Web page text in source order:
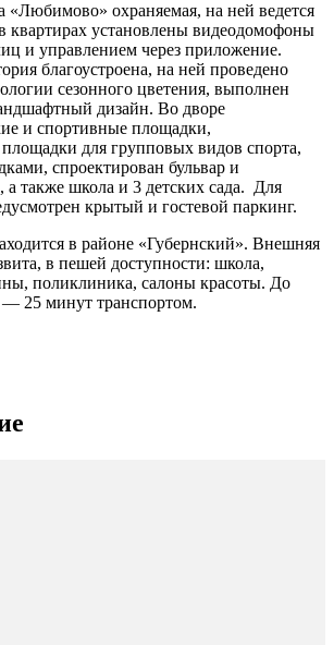
«Любимово» охраняемая, на ней ведется
квартирах установлены видеодомофоны
и управлением через приложение.
благоустроена, на ней проведено
сезонного цветения, выполнен
дизайн. Во дворе
и спортивные площадки,
для групповых видов спорта,
спроектирован бульвар и
а также школа и 3 детских сада. Для
крытый и гостевой паркинг.
в районе «Губернский». Внешняя
в пешей доступности: школа,
поликлиника, салоны красоты. До
— 25 минут транспортом.